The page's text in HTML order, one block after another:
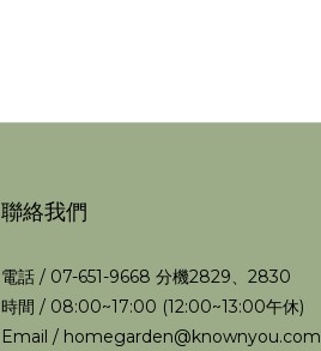
聯絡我們
電話 / 07-651-9668 分機2829、2830
時間 / 08:00~17:00 (12:00~13:00午休)
Email / homegarden@knownyou.com